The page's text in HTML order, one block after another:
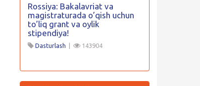
Rossiya: Bakalavriat va
magistraturada o’qish uchun
to’liq grant va oylik
stipendiya!
Dasturlash 143904